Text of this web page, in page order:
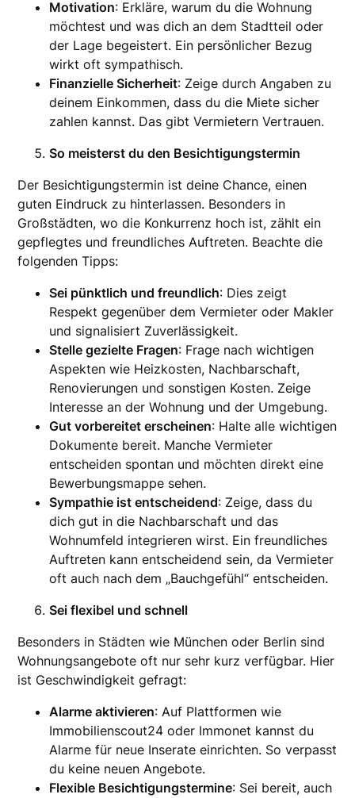
Motivation: Erkläre, warum du die Wohnung
möchtest und was dich an dem Stadtteil oder
der Lage begeistert. Ein persönlicher Bezug
wirkt oft sympathisch.
Finanzielle Sicherheit: Zeige durch Angaben zu
deinem Einkommen, dass du die Miete sicher
zahlen kannst. Das gibt Vermietern Vertrauen.
So meisterst du den Besichtigungstermin
Der Besichtigungstermin ist deine Chance, einen
guten Eindruck zu hinterlassen. Besonders in
Großstädten, wo die Konkurrenz hoch ist, zählt ein
gepflegtes und freundliches Auftreten. Beachte die
folgenden Tipps:
Sei pünktlich und freundlich: Dies zeigt
Respekt gegenüber dem Vermieter oder Makler
und signalisiert Zuverlässigkeit.
Stelle gezielte Fragen: Frage nach wichtigen
Aspekten wie Heizkosten, Nachbarschaft,
Renovierungen und sonstigen Kosten. Zeige
Interesse an der Wohnung und der Umgebung.
Gut vorbereitet erscheinen: Halte alle wichtigen
Dokumente bereit. Manche Vermieter
entscheiden spontan und möchten direkt eine
Bewerbungsmappe sehen.
Sympathie ist entscheidend: Zeige, dass du
dich gut in die Nachbarschaft und das
Wohnumfeld integrieren wirst. Ein freundliches
Auftreten kann entscheidend sein, da Vermieter
oft auch nach dem „Bauchgefühl“ entscheiden.
Sei flexibel und schnell
Besonders in Städten wie München oder Berlin sind
Wohnungsangebote oft nur sehr kurz verfügbar. Hier
ist Geschwindigkeit gefragt:
Alarme aktivieren: Auf Plattformen wie
Immobilienscout24 oder Immonet kannst du
Alarme für neue Inserate einrichten. So verpasst
du keine neuen Angebote.
Flexible Besichtigungstermine: Sei bereit, auch